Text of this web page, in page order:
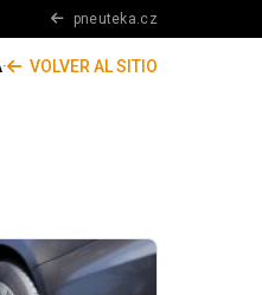
pneuteka.cz
· VOLVER AL SITIO